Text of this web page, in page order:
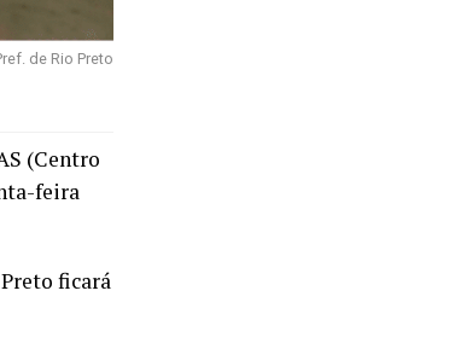
de Rio Preto
(Centro
feira
ficará